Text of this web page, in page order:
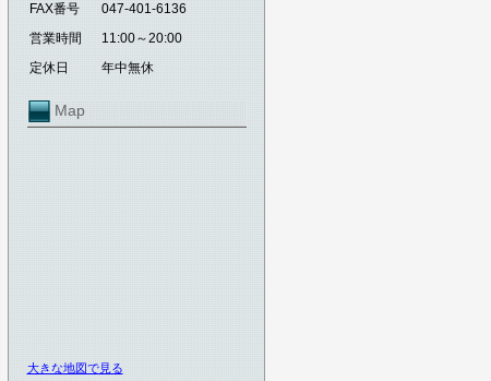
FAX番号
047-401-6136
営業時間
11:00～20:00
定休日
年中無休
Map
大きな地図で見る